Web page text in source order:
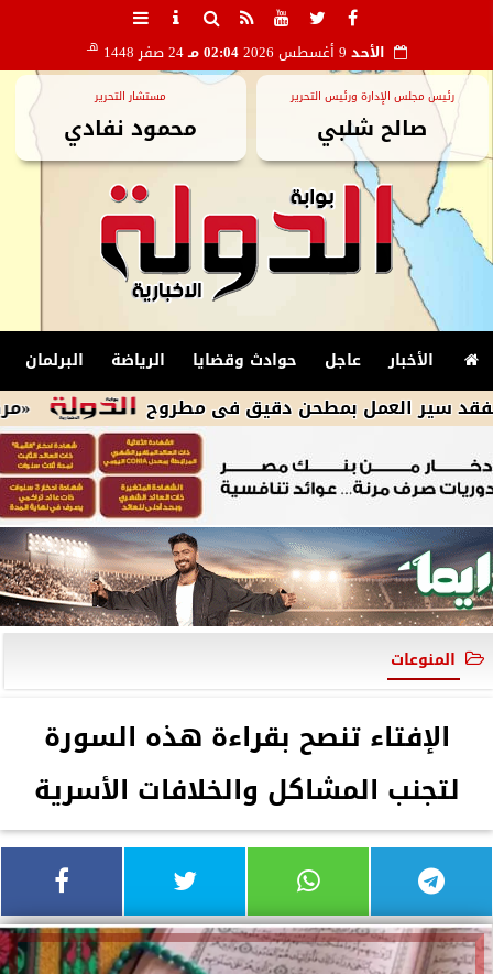
الأحد 02:04 مـ 24 صفر 1448 هـ
رئيس مجلس الإدارة ورئيس التحرير
صالح شلبي
مستشار التحرير
محمود نفادي
الأخبار عاجل حوادث وقضايا الرياضة البرلمان
«مركز بمطحن دقيق فى مطروح
المنوعات
الإفتاء تنصح بقراءة هذه السورة
لتجنب المشاكل والخلافات الأسرية